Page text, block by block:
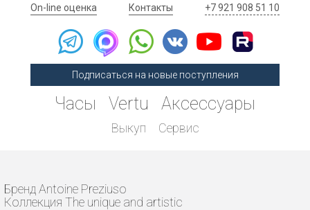
On-line оценка Контакты +7 921 908 51 10
Подписаться на новые поступления
Часы Vertu Аксессуары
Выкуп Сервис
Бренд Antoine Preziuso
Коллекция The unique and artistic